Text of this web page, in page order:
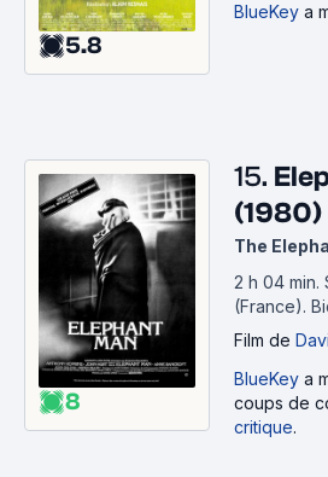
5.8
BlueKey a
8
15.
(1980)
The
2 h 04 min.
(France).
Film de
BlueKey a
coups de
critique.